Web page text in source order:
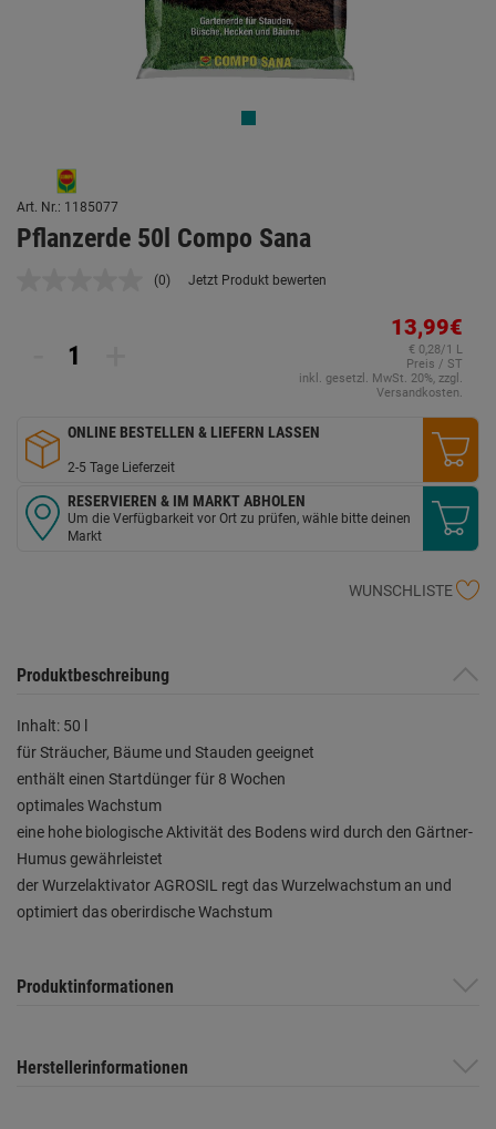
Art. Nr.: 1185077
Pflanzerde 50l Compo Sana
Kein
(0) Jetzt Produkt bewerten
13,99€
€ 0,28/1 L
Preis / ST
inkl. gesetzl. MwSt. 20%, zzgl.
Versandkosten.
ONLINE BESTELLEN & LIEFERN LASSEN
2-5 Tage Lieferzeit
RESERVIEREN & IM MARKT ABHOLEN
Um die Verfügbarkeit vor Ort zu prüfen, wähle bitte deinen
Markt
WUNSCHLISTE
Produktbeschreibung
Inhalt: 50 l
für Sträucher, Bäume und Stauden geeignet
enthält einen Startdünger für 8 Wochen
optimales Wachstum
eine hohe biologische Aktivität des Bodens wird durch den Gärtner-
Humus gewährleistet
der Wurzelaktivator AGROSIL regt das Wurzelwachstum an und
optimiert das oberirdische Wachstum
Produktinformationen
Herstellerinformationen